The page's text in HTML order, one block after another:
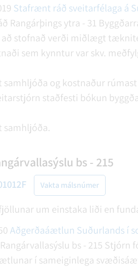
Stafrænt ráð sveitarfélaga á
Rangárþings ytra - 31
stofnað verði miðlægt
sem kynntur var skv.
samhljóða og kostnaður
staðfesti bókun
samhljóða.
bs - 215
Vakta málsnúmer
um einstaka liði en
Aðgerðaáætlun Suðurlands í
bs - 215 Stjórn
í sameiginlega